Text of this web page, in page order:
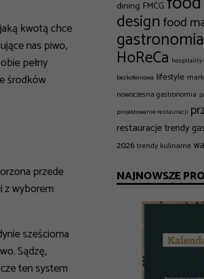
kwotą chce
nas piwo,
pełny
środków
przede
z wyborem
sześcioma
Sądzę,
ten system
dining FMCG
designfood
gastronomia
HoReCa hospitality
bezkofeinowa lifestyle
nowoczesna gastronomia
projektowanie restauracji
restauracjetrendy
2026 trendy kulinarne
NAJNOWSZE